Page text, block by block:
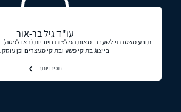
עו"ד גיל בר-אור
בייצוג בתיקי פשע ובתיקי מעצרים וכן
תכירו יותר